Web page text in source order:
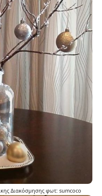
Διακόσμησης φωτ: sumcoco